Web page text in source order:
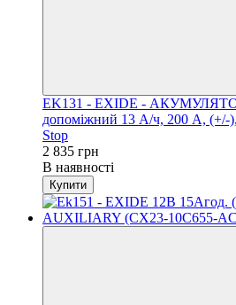
EK131 - EXIDE -
допоміжний 13 А/ч, 200 А, (+/-
Stop
2 835 грн
В наявності
Купити